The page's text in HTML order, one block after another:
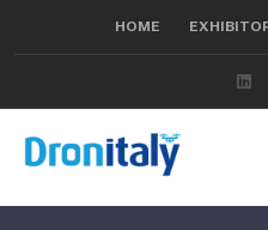
HOME